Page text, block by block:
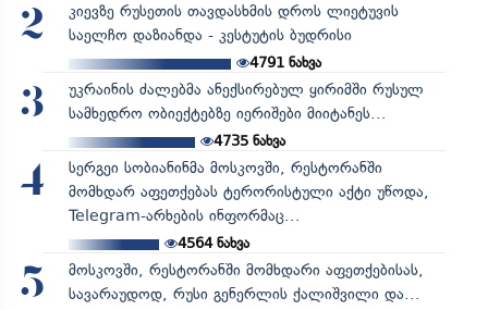
2
კიევზე რუსეთის თავდასხმის დროს ლიეტუვის
საელჩო დაზიანდა - კესტუტის ბუდრისი
4791ნახვა
3
უკრაინის ძალებმა ანექსირებულ ყირიმში რუსულ
სამხედრო ობიექტებზე იერიშები მიიტანეს...
4735ნახვა
4
სერგეი სობიანინმა მოსკოვში, რესტორანში
მომხდარ აფეთქებას ტერორისტული აქტი უწოდა,
Telegram-არხების ინფორმაც...
4564ნახვა
5
მოსკოვში, რესტორანში მომხდარი აფეთქებისას,
სავარაუდოდ, რუსი გენერლის ქალიშვილი და...